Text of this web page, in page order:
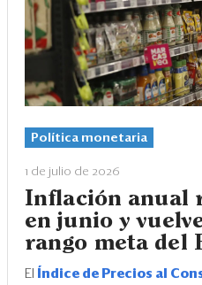
Política monetaria
1 de julio de 2026
Inflación anual
en junio y
rango meta del
El
Índice de Precios al